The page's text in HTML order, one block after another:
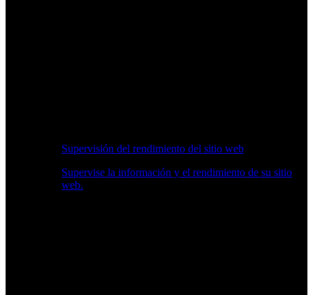
Supervisión del rendimiento del sitio web
Supervise la información y el rendimiento de su sitio
web.